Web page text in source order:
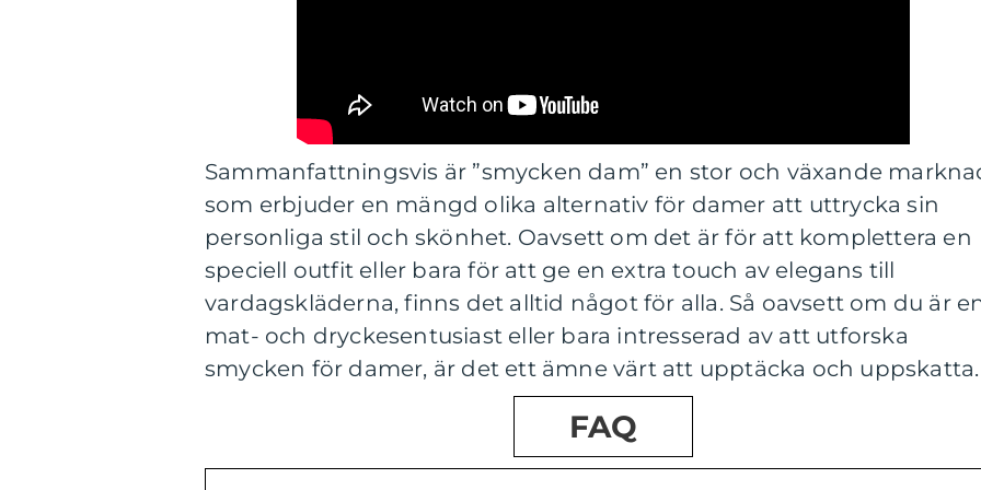
Sammanfattningsvis är ”smycken dam” en stor och växande
som erbjuder en mängd olika alternativ för damer att uttrycka sin
personliga stil och skönhet. Oavsett om det är för att komplettera en
speciell outfit eller bara för att ge en extra touch av elegans till
vardagskläderna, finns det alltid något för alla. Så oavsett om du är
mat- och dryckesentusiast eller bara intresserad av att utforska
smycken för damer, är det ett ämne värt att upptäcka och uppskatta.
FAQ